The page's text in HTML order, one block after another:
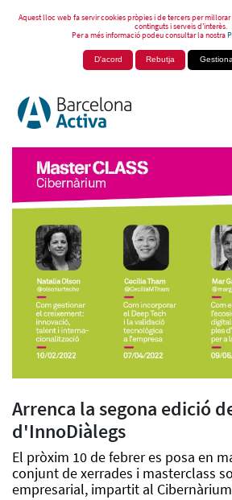
Aquest lloc web fa servir cookies pròpies i de tercers per millorar
continguts i serveis d’interès.
Per a més informació podeu consultar la nostra
D'acord Rebutja
Arrenca la segona edició
d'InnoDiàlegs
El pròxim 10 de febrer es posa en
conjunt de xerrades i masterclass
empresarial, impartit al Cibernàrium